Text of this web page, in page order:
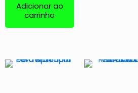
Adicionar ao
carrinho